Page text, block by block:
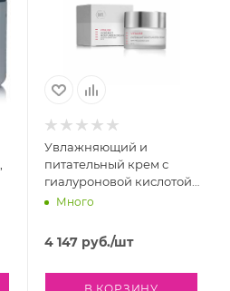
Увлажняющий и
питательный крем с
гиалуроновой кислотой
Holy Land Vitalise
Cream, 50 мл
Много
4 147 руб./шт